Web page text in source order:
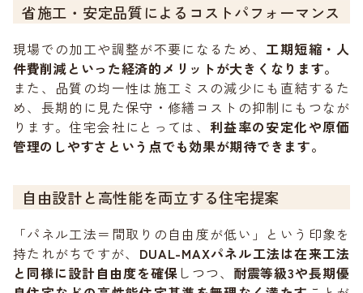
省施工・安定品質によるコストパフォーマンス
現場での加工や調整が不要になるため、工期短縮・人
件費削減といった経済的メリットが大きくなります。
また、品質の均一性は施工ミスの減少にも直結するた
め、長期的に見た保守・修繕コストの抑制にもつなが
ります。住宅会社にとっては、 利益率の安定化や原価
管理のしやすさという点でも効果が期待できます。
自由設計と高性能を両立する住宅提案
「パネル工法＝間取りの自由度が低い」という印象を
持たれがちですが、 DUAL-MAXパネル工法は在来工法
と同様に設計自由度を確保 しつつ、 耐震等級3や長期優